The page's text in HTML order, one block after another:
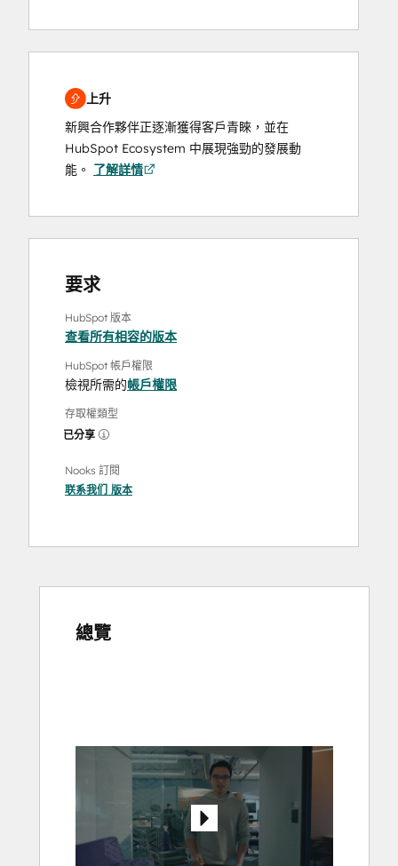
上升
新興合作夥伴正逐漸獲得客戶青睞，並在
HubSpot Ecosystem 中展現強勁的發展動
能。 了解詳情
要求
HubSpot 版本
查看所有相容的版本
HubSpot 帳戶權限
檢視所需的帳戶權限
存取權類型
已分享
Nooks 訂閱
联系我们 版本
總覽
他